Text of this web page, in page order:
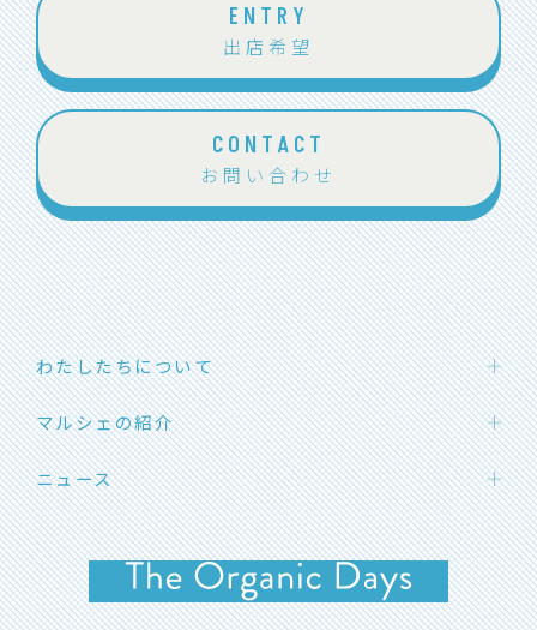
ENTRY
出店希望
CONTACT
お問い合わせ
わたしたちについて
わたしたちの想い
団体概要
メンバー紹介
応援メッセージ
マルシェの紹介
ハカタエシカルマーケット
SOLマルシェ
福岡オーガニックマルシェ
よくあるご質問
ニュース
お知らせ
イベント開催情報
イベントレポート